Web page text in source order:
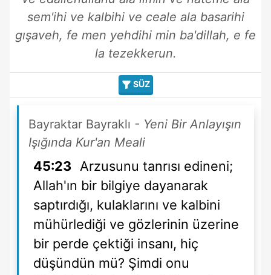
sem'ihi ve kalbihi ve ceale ala basarihi
gışaveh, fe men yehdihi min ba'dillah, e fe
la tezekkerun.
SÜZ
Bayraktar Bayraklı - Yeni Bir Anlayışın
Işığında Kur'an Meali
45:23 Arzusunu tanrısı edineni;
Allah'ın bir bilgiye dayanarak
saptırdığı, kulaklarını ve kalbini
mühürlediği ve gözlerinin üzerine
bir perde çektiği insanı, hiç
düşündün mü? Şimdi onu